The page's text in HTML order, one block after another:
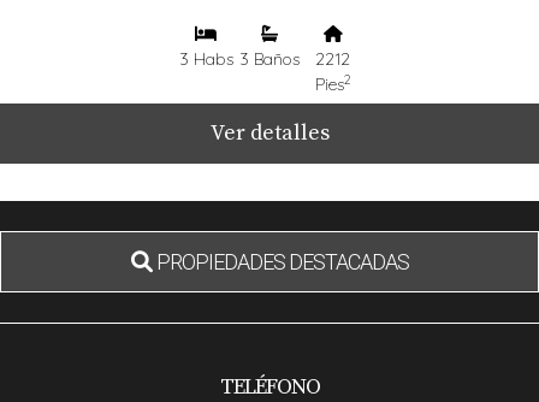
3 Habs 3 Baños
2212
Pies2
Ver detalles
PROPIEDADES DESTACADAS
TELÉFONO